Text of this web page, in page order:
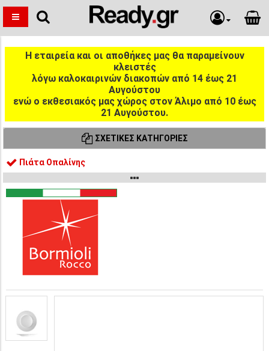
Η εταιρεία και οι αποθήκες μας θα παραμείνουν
κλειστές
λόγω καλοκαιρινών διακοπών από 14 έως 21
Αυγούστου
ενώ ο εκθεσιακός μας χώρος στον Άλιμο από 10 έως
21 Αυγούστου.
ΣΧΕΤΙΚΈΣ ΚΑΤΗΓΟΡΊΕΣ
Πιάτα Οπαλίνης